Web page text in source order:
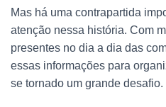
Mas há uma contrapartida
atenção nessa história. Com
presentes no dia a dia das
essas informações para
se tornado um grande desafio.